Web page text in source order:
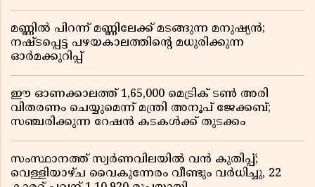
മണ്ണിൽ പിറന്ന് മണ്ണിലേക്ക് മടങ്ങുന്ന മനുഷ്യൻ;
നഷ്ടപ്പെട്ട പഴയകാലത്തിൻ്റെ മധുരിക്കുന്ന
ഓർമക്കുറിപ്പ്
ഈ ഓണക്കാലത്ത് 1,65,000 മെട്രിക് ടൺ അരി
വിതരണം ചെയ്യുമെന്ന് മന്ത്രി അനൂപ് ജേക്കബ്;
സഞ്ചരിക്കുന്ന റേഷൻ കടകൾക്ക് തുടക്കം
സംസ്ഥാനത്ത് സ്വർണവിലയിൽ വൻ കുതിപ്പ്;
വെള്ളിയാഴ്ച വൈകുന്നേരം വീണ്ടും വർധിച്ചു, 22